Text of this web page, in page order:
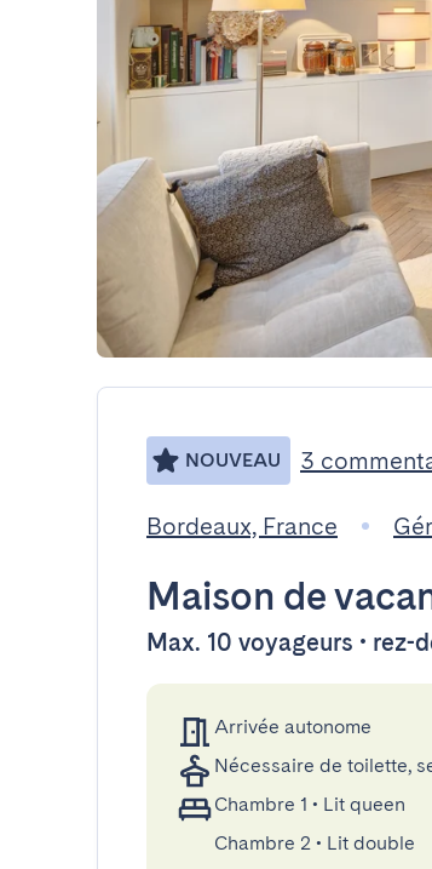
NOUVEAU 3
Bordeaux, France
Maison de
Max. 10 voyageurs • rez-
Arrivée autonome
Nécessaire de toilette,
Chambre 1 • Lit queen
Chambre 2 • Lit double